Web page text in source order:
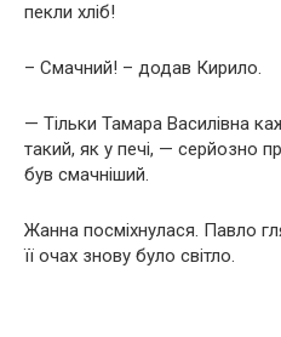
пекли хліб!
– Смачний! – додав Кирило.
— Тільки Тамара Василівна
такий, як у печі, — серйозно
був смачніший.
Жанна посміхнулася. Павло
її очах знову було світло.